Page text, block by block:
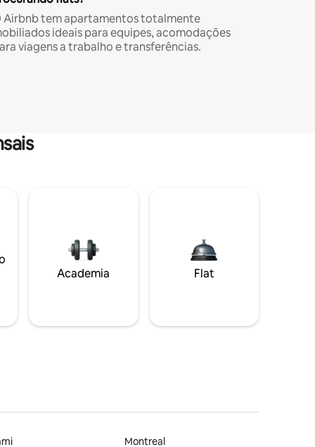
Airbnb tem apartamentos totalmente
ideais para equipes, acomodações
viagens a trabalho e transferências.
Academia Flat
Montreal